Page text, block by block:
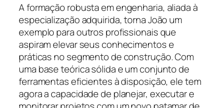
A formação robusta em engenharia, aliada à
especialização adquirida, torna João um
exemplo para outros profissionais que
aspiram elevar seus conhecimentos e
práticas no segmento de construção. Com
uma base teórica sólida e um conjunto de
ferramentas eficientes à disposição, ele tem
agora a capacidade de planejar, executar e